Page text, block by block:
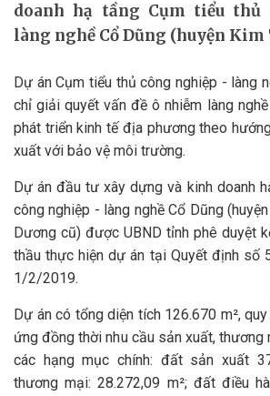
doanh hạ tầng Cụm tiểu
làng nghề Cổ Dũng (huyện Kim
Dự án Cụm tiểu thủ công nghiệp - làng
chỉ giải quyết vấn đề ô nhiễm làng
phát triển kinh tế địa phương theo
xuất với bảo vệ môi trường.
Dự án đầu tư xây dựng và kinh doanh
công nghiệp - làng nghề Cổ Dũng
Dương cũ) được UBND tỉnh phê duyệt
thầu thực hiện dự án tại Quyết định số
1/2/2019.
Dự án có tổng diện tích 126.670 m²,
ứng đồng thời nhu cầu sản xuất, thương
các hạng mục chính: đất sản xuất
thương mại: 28.272,09 m²; đất điều